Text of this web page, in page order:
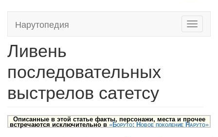
Toggle
Нарутопедия
Перейти к:навигация,поиск
Ливень
последовательных
выстрелов сатетсу
Описанные в этой статье факты, персонажи, места и прочее
встречаются исключительно в«Боруто: Новое поколение Наруто»